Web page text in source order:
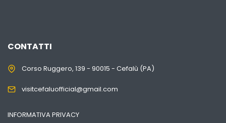
CONTATTI
Corso Ruggero, 139 - 90015 - Cefalù (PA)
visitcefaluofficial@gmail.com
INFORMATIVA PRIVACY